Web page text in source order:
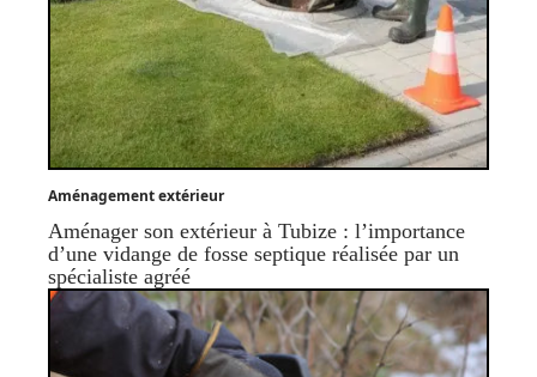
Aménagement extérieur
Aménager son extérieur à Tubize : l’importance
d’une vidange de fosse septique réalisée par un
spécialiste agréé